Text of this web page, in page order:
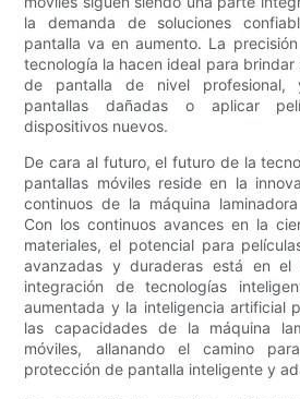
la demanda de soluciones
pantalla va en aumento. La
tecnología la hacen ideal para
de pantalla de nivel profesional,
pantallas dañadas o aplicar
dispositivos nuevos.
De cara al futuro, el futuro de la
pantallas móviles reside en la
continuos de la máquina
Con los continuos avances en la
materiales, el potencial para
avanzadas y duraderas está en el
integración de tecnologías
aumentada y la inteligencia artificial
las capacidades de la máquina
móviles, allanando el camino
protección de pantalla inteligente y